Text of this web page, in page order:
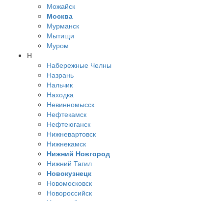
Можайск
Москва
Мурманск
Мытищи
Муром
Н
Набережные Челны
Назрань
Нальчик
Находка
Невинномысск
Нефтекамск
Нефтеюганск
Нижневартовск
Нижнекамск
Нижний Новгород
Нижний Тагил
Новокузнецк
Новомосковск
Новороссийск